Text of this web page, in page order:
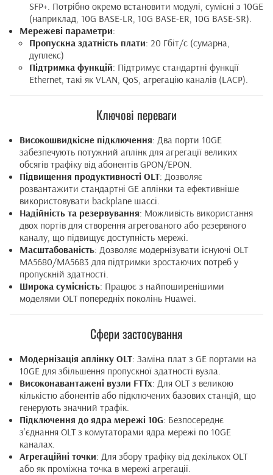
SFP+. Потрібно окремо встановити модулі, сумісні з 10GE
(наприклад, 10G BASE-LR, 10G BASE-ER, 10G BASE-SR).
Мережеві параметри:
Пропускна здатність плати: 20 Гбіт/с (сумарна,
дуплекс)
Підтримка функцій: Підтримує стандартні функції
Ethernet, такі як VLAN, QoS, агрегацію каналів (LACP).
Ключові переваги
Високошвидкісне підключення: Два порти 10GE
забезпечують потужний аплінк для агрегації великих
обсягів трафіку від абонентів GPON/EPON.
Підвищення продуктивності OLT: Дозволяє
розвантажити стандартні GE аплінки та ефективніше
використовувати backplane шассі.
Надійність та резервування: Можливість використання
двох портів для створення агрегованого або резервного
каналу, що підвищує доступність мережі.
Масштабованість: Дозволяє модернізувати існуючі OLT
MA5680/MA5683 для підтримки зростаючих потреб у
пропускній здатності.
Широка сумісність: Працює з найпоширенішими
моделями OLT попередніх поколінь Huawei.
Сфери застосування
Модернізація аплінку OLT: Заміна плат з GE портами на
10GE для збільшення пропускної здатності вузла.
Високонавантажені вузли FTTx: Для OLT з великою
кількістю абонентів або підключених базових станцій, що
генерують значний трафік.
Підключення до ядра мережі 10G: Безпосереднє
з'єднання OLT з комутаторами ядра мережі по 10GE
каналах.
Агрегаційні точки: Для збору трафіку від декількох OLT
або як проміжна точка в мережі агрегації.